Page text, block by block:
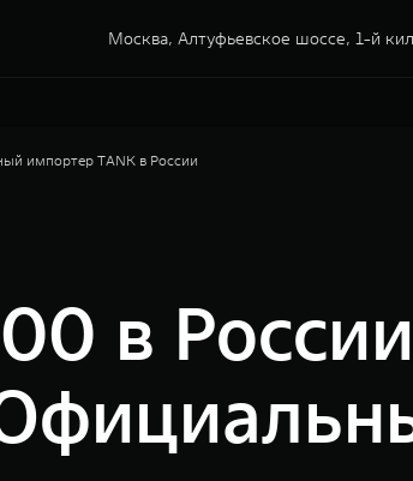
Москва, Алтуфьевское шоссе, 1-й
импортер TANK в России
в